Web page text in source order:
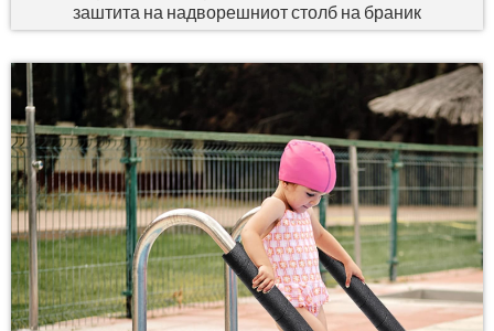
заштита на надворешниот столб на браник